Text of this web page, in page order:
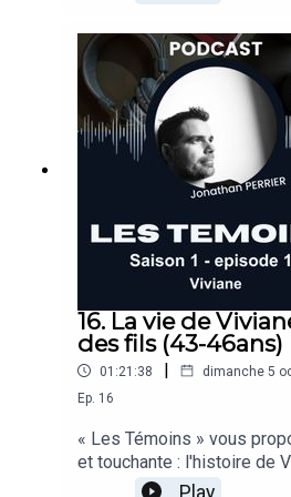
qui sortent quand l’envie
partager.Pas de posture,
seulement une
nous.Parce que parfois, on
pause… une parenthèse
nous.Musique: Gaia - Nova
https://soundcloud.com/
https://
16. La vie de
des fils (43-46ans)
01:21:38 | dimanche 5
Ep. 16
« Les Témoins » vous
et touchante : l'histoire de
payé le prix de son
Play